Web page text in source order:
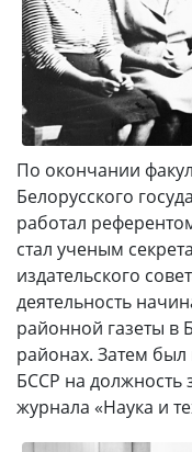
По окончании
Белорусского
работал
стал ученым
издательского
деятельность
районной газеты в
районах. Затем был
БССР на должность
журнала «Наука и